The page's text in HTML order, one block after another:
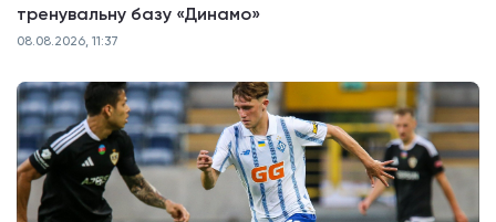
тренувальну базу «Динамо»
08.08.2026, 11:37